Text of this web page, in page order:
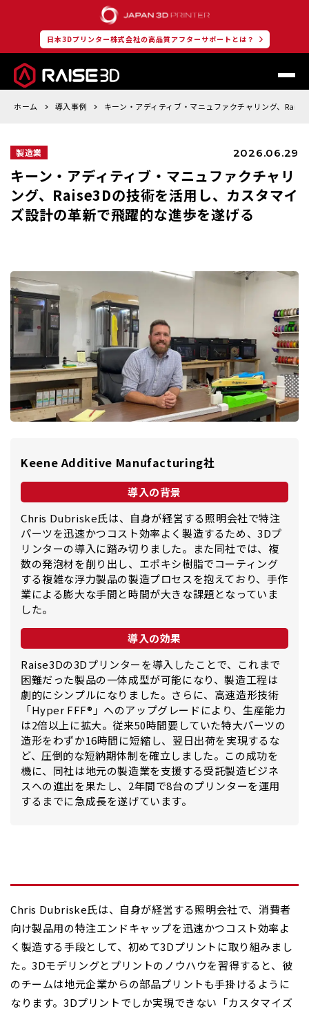
日本3Dプリンター株式会社の高品質アフターサポートとは？
ホーム 導入事例 キーン・アディティブ・マニュファクチャリング、
製造業 2026.06.29
キーン・アディティブ・マニュファクチャリ
ング、Raise3Dの技術を活用し、カスタマイ
ズ設計の革新で飛躍的な進歩を遂げる
Keene Additive Manufacturing社
導入の背景
Chris Dubriske氏は、自身が経営する照明会社で特注
パーツを迅速かつコスト効率よく製造するため、3Dプ
リンターの導入に踏み切りました。また同社では、複
数の発泡材を削り出し、エポキシ樹脂でコーティング
する複雑な浮力製品の製造プロセスを抱えており、手作
業による膨大な手間と時間が大きな課題となっていま
した。
導入の効果
Raise3Dの3Dプリンターを導入したことで、これまで
困難だった製品の一体成型が可能になり、製造工程は
劇的にシンプルになりました。さらに、高速造形技術
「Hyper FFF®」へのアップグレードにより、生産能力
は2倍以上に拡大。従来50時間要していた特大パーツの
造形をわずか16時間に短縮し、翌日出荷を実現するな
ど、圧倒的な短納期体制を確立しました。この成功を
機に、同社は地元の製造業を支援する受託製造ビジネ
スへの進出を果たし、2年間で8台のプリンターを運用
するまでに急成長を遂げています。
Chris Dubriske氏は、自身が経営する照明会社で、消費者
向け製品用の特注エンドキャップを迅速かつコスト効率よ
く製造する手段として、初めて3Dプリントに取り組みまし
た。3Dモデリングとプリントのノウハウを習得すると、彼
のチームは地元企業からの部品プリントも手掛けるように
なります。3Dプリントでしか実現できない「カスタマイズ